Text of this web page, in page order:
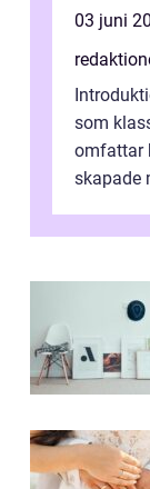
03 juni
som
omfattar
skapade
ri...